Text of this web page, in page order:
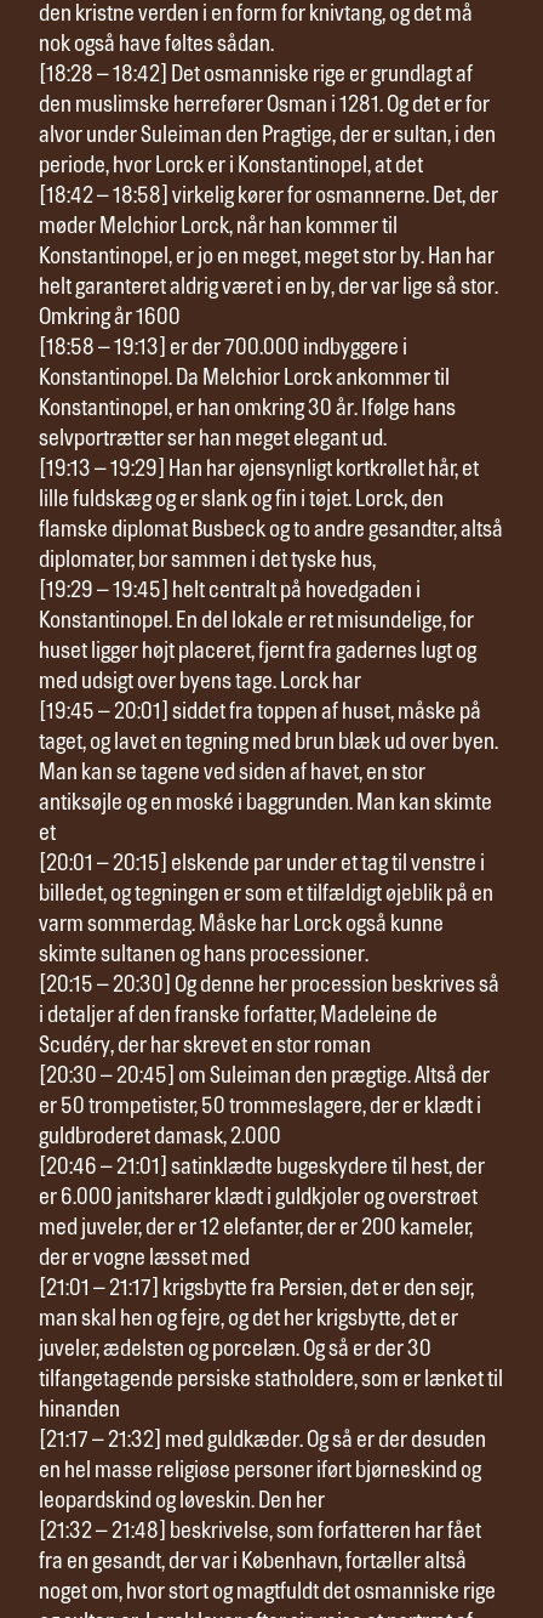
den kristne verden i en form for knivtang, og det må
nok også have føltes sådan.
[18:28 – 18:42] Det osmanniske rige er grundlagt af
den muslimske herrefører Osman i 1281. Og det er for
alvor under Suleiman den Pragtige, der er sultan, i den
periode, hvor Lorck er i Konstantinopel, at det
[18:42 – 18:58] virkelig kører for osmannerne. Det, der
møder Melchior Lorck, når han kommer til
Konstantinopel, er jo en meget, meget stor by. Han har
helt garanteret aldrig været i en by, der var lige så stor.
Omkring år 1600
[18:58 – 19:13] er der 700.000 indbyggere i
Konstantinopel. Da Melchior Lorck ankommer til
Konstantinopel, er han omkring 30 år. Ifølge hans
selvportrætter ser han meget elegant ud.
[19:13 – 19:29] Han har øjensynligt kortkrøllet hår, et
lille fuldskæg og er slank og fin i tøjet. Lorck, den
flamske diplomat Busbeck og to andre gesandter, altså
diplomater, bor sammen i det tyske hus,
[19:29 – 19:45] helt centralt på hovedgaden i
Konstantinopel. En del lokale er ret misundelige, for
huset ligger højt placeret, fjernt fra gadernes lugt og
med udsigt over byens tage. Lorck har
[19:45 – 20:01] siddet fra toppen af huset, måske på
taget, og lavet en tegning med brun blæk ud over byen.
Man kan se tagene ved siden af havet, en stor
antiksøjle og en moské i baggrunden. Man kan skimte
et
[20:01 – 20:15] elskende par under et tag til venstre i
billedet, og tegningen er som et tilfældigt øjeblik på en
varm sommerdag. Måske har Lorck også kunne
skimte sultanen og hans processioner.
[20:15 – 20:30] Og denne her procession beskrives så
i detaljer af den franske forfatter, Madeleine de
Scudéry, der har skrevet en stor roman
[20:30 – 20:45] om Suleiman den prægtige. Altså der
er 50 trompetister, 50 trommeslagere, der er klædt i
guldbroderet damask, 2.000
[20:46 – 21:01] satinklædte bugeskydere til hest, der
er 6.000 janitsharer klædt i guldkjoler og overstrøet
med juveler, der er 12 elefanter, der er 200 kameler,
der er vogne læsset med
[21:01 – 21:17] krigsbytte fra Persien, det er den sejr,
man skal hen og fejre, og det her krigsbytte, det er
juveler, ædelsten og porcelæn. Og så er der 30
tilfangetagende persiske statholdere, som er lænket til
hinanden
[21:17 – 21:32] med guldkæder. Og så er der desuden
en hel masse religiøse personer iført bjørneskind og
leopardskind og løveskin. Den her
[21:32 – 21:48] beskrivelse, som forfatteren har fået
fra en gesandt, der var i København, fortæller altså
noget om, hvor stort og magtfuldt det osmanniske rige